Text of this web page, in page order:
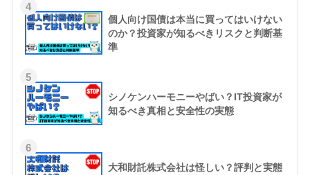
4
個人向け国債は本当に買ってはいけない
のか？投資家が知るべきリスクと判断基
準
5
シノケンハーモニーやばい？IT投資家が
知るべき真相と安全性の実態
6
大和財託株式会社は怪しい？評判と実態